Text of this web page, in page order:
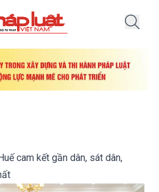
cam kết gần dân, sát dân,